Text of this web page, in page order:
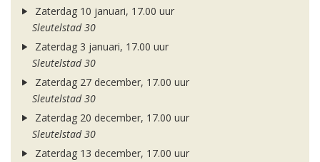
Zaterdag 10 januari, 17.00 uur
Sleutelstad 30
Zaterdag 3 januari, 17.00 uur
Sleutelstad 30
Zaterdag 27 december, 17.00 uur
Sleutelstad 30
Zaterdag 20 december, 17.00 uur
Sleutelstad 30
Zaterdag 13 december, 17.00 uur